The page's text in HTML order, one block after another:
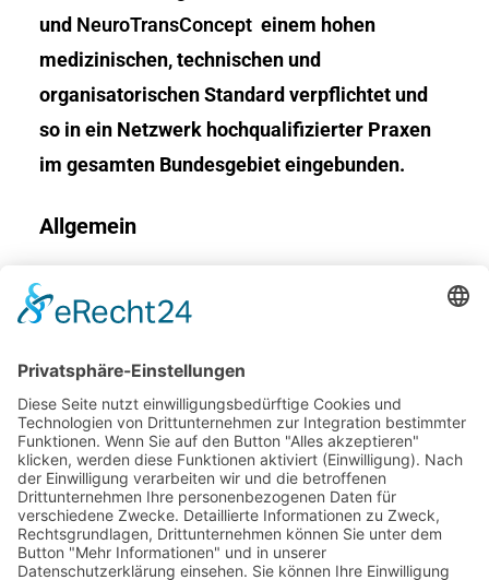
und NeuroTransConcept einem hohen
medizinischen, technischen und
organisatorischen Standard verpflichtet und
so in ein Netzwerk hochqualifizierter Praxen
im gesamten Bundesgebiet eingebunden.
Allgemein
Impressum
Datenschutz
Barrierefreiheit
Adresse
Bernauer Straße 12,
83209 Prien/Chiemsee